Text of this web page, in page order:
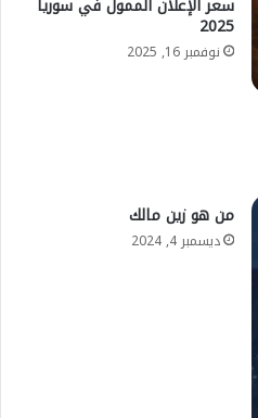
2025
نوفمبر 16, 2025
من هو زين مالك
ديسمبر 4, 2024